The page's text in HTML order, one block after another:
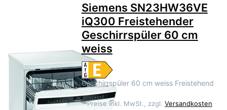
Siemens SN23HW36VE
iQ300 Freistehender
Geschirrspüler 60 cm
weiss
Geschirrspüler 60 cm weiss Freistehend
* Preise inkl. MwSt., zzgl. Versandkosten